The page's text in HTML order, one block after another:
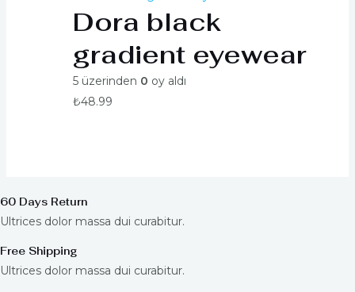
Dora black
gradient eyewear
5 üzerinden 0 oy aldı
₺48.99
60 Days Return
Ultrices dolor massa dui curabitur.
Free Shipping
Ultrices dolor massa dui curabitur.